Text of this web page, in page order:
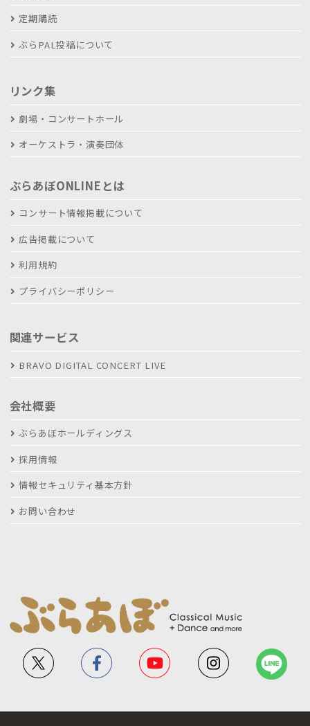
定期購読
ぶらPAL投稿について
リンク集
劇場・コンサートホール
オーケストラ・演奏団体
ぶらあぼONLINEとは
コンサート情報掲載について
広告掲載について
利用規約
プライバシーポリシー
関連サービス
BRAVO DIGITAL CONCERT LIVE
会社概要
ぶらあぼホールディングス
採用情報
情報セキュリティ基本方針
お問い合わせ